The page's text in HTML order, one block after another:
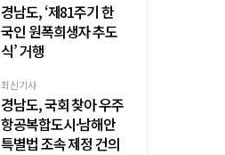
경남도, ‘제81주기 한
국인 원폭희생자 추도
식’ 거행
최신기사
경남도, 국회 찾아 우주
항공복합도시·남해안
특별법 조속 제정 건의